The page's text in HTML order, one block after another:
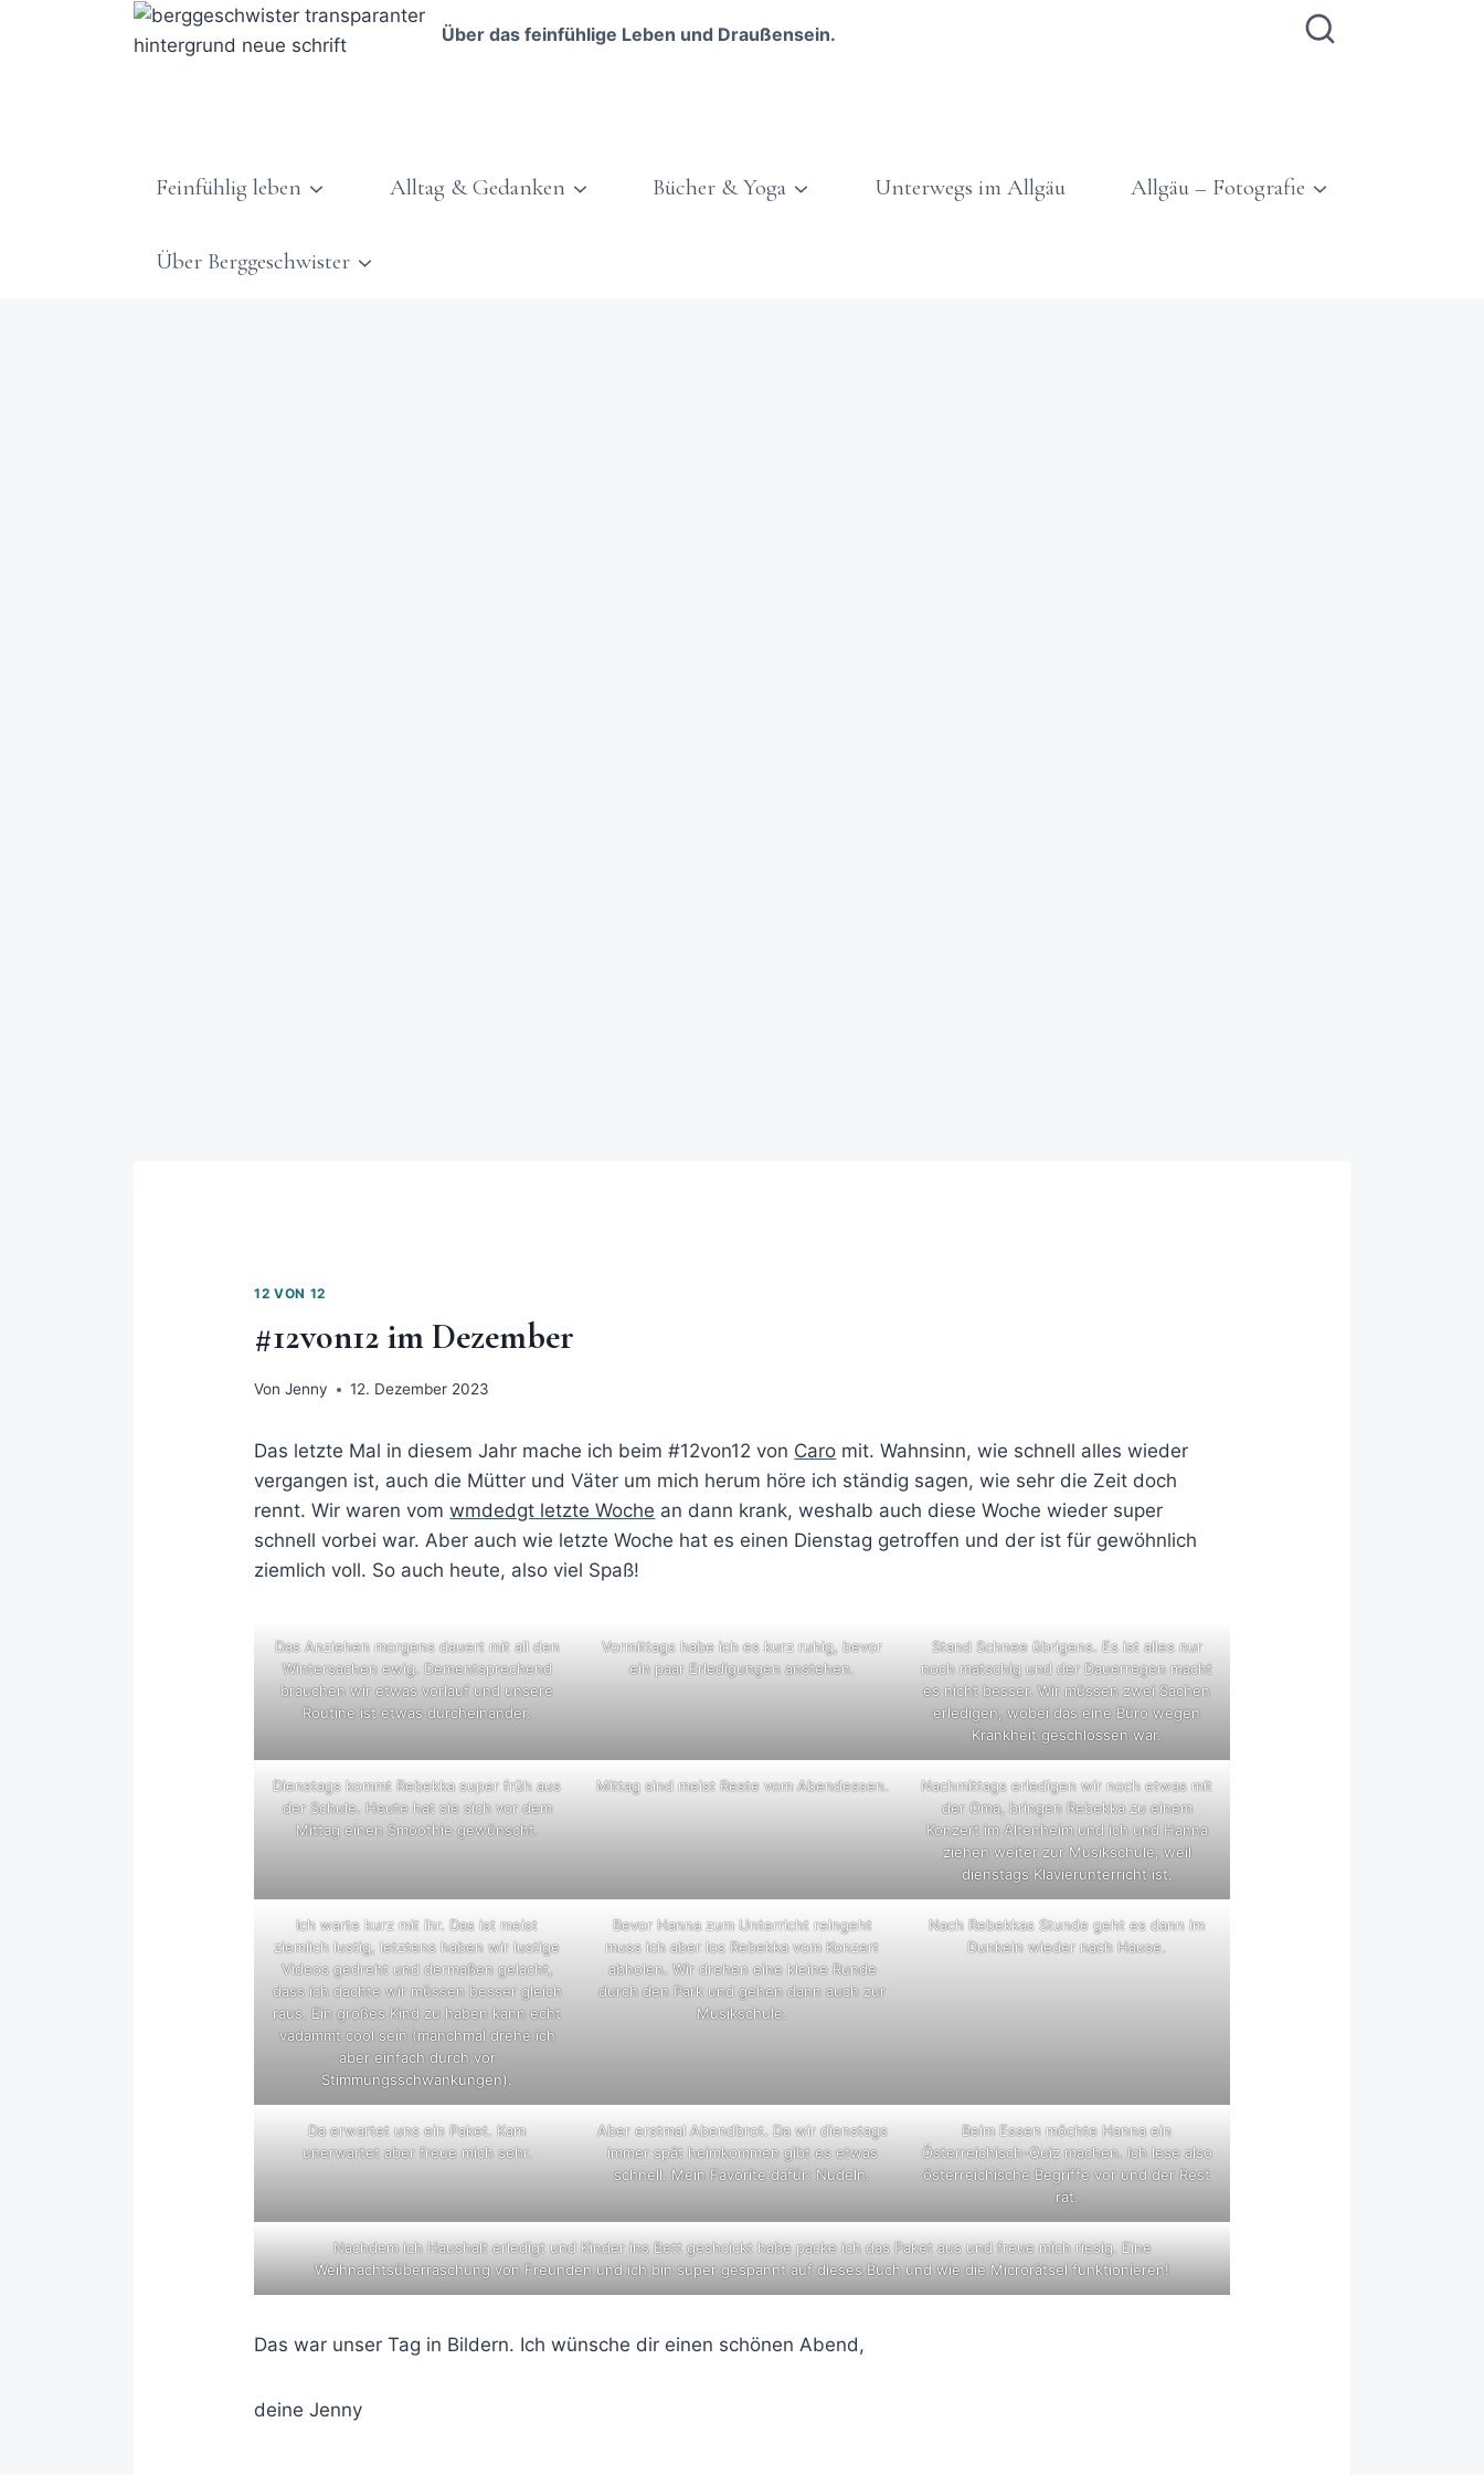
Über das feinfühlige Leben und Draußensein.
Feinfühlig leben Alltag & Gedanken Bücher & Yoga Unterwegs im Allgäu Allgäu – Fotografie
Über Berggeschwister
12 VON 12
#12von12 im Dezember
Von Jenny 12. Dezember 2023
Das letzte Mal in diesem Jahr mache ich beim #12von12 von Caro mit. Wahnsinn, wie schnell alles wieder
vergangen ist, auch die Mütter und Väter um mich herum höre ich ständig sagen, wie sehr die Zeit doch
rennt. Wir waren vomwmdedgt letzte Woche an dann krank, weshalb auch diese Woche wieder super
schnell vorbei war. Aber auch wie letzte Woche hat es einen Dienstag getroffen und der ist für gewöhnlich
ziemlich voll. So auch heute, also viel Spaß!
Das Anziehen morgens dauert mit all den
Wintersachen ewig. Dementsprechend
brauchen wir etwas vorlauf und unsere
Routine ist etwas durcheinander.
Vormittags habe ich es kurz ruhig, bevor
ein paar Erledigungen anstehen.
Stand Schnee übrigens. Es ist alles nur
noch matschig und der Dauerregen macht
es nicht besser. Wir müssen zwei Sachen
erledigen, wobei das eine Büro wegen
Krankheit geschlossen war.
Dienstags kommt Rebekka super früh aus
der Schule. Heute hat sie sich vor dem
Mittag einen Smoothie gewünscht.
Mittag sind meist Reste vom Abendessen.
Nachmittags erledigen wir noch etwas mit
der Oma, bringen Rebekka zu einem
Konzert im Altenheim und ich und Hanna
ziehen weiter zur Musikschule, weil
dienstags Klavierunterricht ist.
Ich warte kurz mit ihr. Das ist meist
ziemlich lustig, letztens haben wir lustige
Videos gedreht und dermaßen gelacht,
dass ich dachte wir müssen besser gleich
raus. Ein großes Kind zu haben kann echt
vadammt cool sein (manchmal drehe ich
aber einfach durch vor
Stimmungsschwankungen).
Bevor Hanna zum Unterricht reingeht
muss ich aber los Rebekka vom Konzert
abholen. Wir drehen eine kleine Runde
durch den Park und gehen dann auch zur
Musikschule.
Nach Rebekkas Stunde geht es dann im
Dunkeln wieder nach Hause.
Da erwartet uns ein Paket. Kam
unerwartet aber freue mich sehr.
Aber erstmal Abendbrot. Da wir dienstags
immer spät heimkommen gibt es etwas
schnell. Mein Favorite dafür: Nudeln.
Beim Essen möchte Hanna ein
Österreichisch-Quiz machen. Ich lese also
österreichische Begriffe vor und der Rest
rät.
Nachdem ich Haushalt erledigt und Kinder ins Bett geshcickt habe packe ich das Paket aus und freue mich riesig. Eine
Weihnachtsüberraschung von Freunden und ich bin super gespannt auf dieses Buch und wie die Microrätsel funktionieren!
Das war unser Tag in Bildern. Ich wünsche dir einen schönen Abend,
deine Jenny